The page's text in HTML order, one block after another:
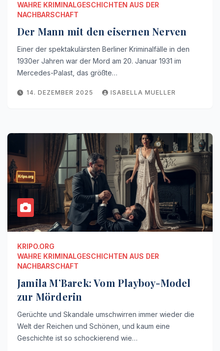
WAHRE KRIMINALGESCHICHTEN AUS DER
NACHBARSCHAFT
Der Mann mit den eisernen Nerven
Einer der spektakulärsten Berliner Kriminalfälle in den
1930er Jahren war der Mord am 20. Januar 1931 im
Mercedes-Palast, das größte…
14. DEZEMBER 2025 ISABELLA MUELLER
KRIPO.ORG
WAHRE KRIMINALGESCHICHTEN AUS DER
NACHBARSCHAFT
Jamila M’Barek: Vom Playboy-Model
zur Mörderin
Gerüchte und Skandale umschwirren immer wieder die
Welt der Reichen und Schönen, und kaum eine
Geschichte ist so schockierend wie…